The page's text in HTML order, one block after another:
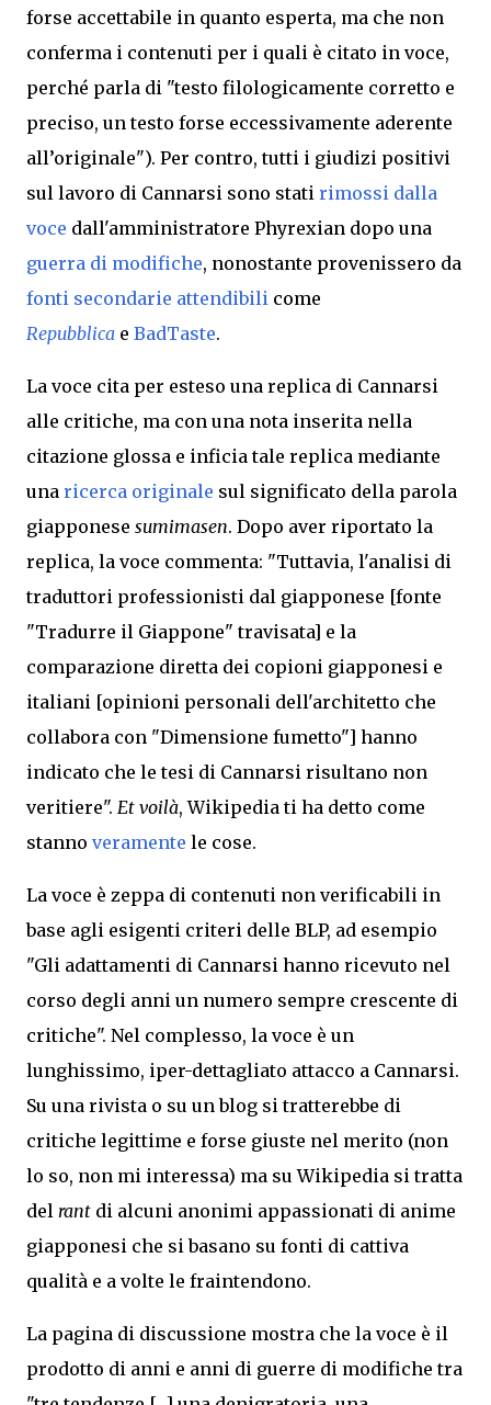
forse accettabile in quanto esperta, ma che non
conferma i contenuti per i quali è citato in voce,
perché parla di "testo filologicamente corretto e
preciso, un testo forse eccessivamente aderente
all’originale"). Per contro,tutti i giudizi positivi
sul lavoro di Cannarsi sono stati rimossi dalla
voce dall'amministratore Phyrexian dopo una
guerra di modifiche, nonostante provenissero da
fonti secondarie attendibili come
Repubblica e BadTaste.
La voce cita per esteso una replica di Cannarsi
alle critiche, ma con una nota inserita nella
citazione glossa e inficia tale replica mediante
una ricerca originale sul significato della parola
giapponese sumimasen. Dopo aver riportato la
replica, la voce commenta: "Tuttavia, l'analisi di
traduttori professionisti dal giapponese [fonte
"Tradurre il Giappone" travisata] e la
comparazione diretta dei copioni giapponesi e
italiani [opinioni personali dell'architetto che
collabora con "Dimensione fumetto"] hanno
indicato che le tesi di Cannarsi risultano non
veritiere". Et voilà, Wikipedia ti ha detto come
stanno veramente le cose.
La voce è zeppa di contenuti non verificabili in
base agli esigenti criteri delle BLP, ad esempio
"Gli adattamenti di Cannarsi hanno ricevuto nel
corso degli anni un numero sempre crescente di
critiche". Nel complesso, la voce è un
lunghissimo, iper-dettagliato attacco a Cannarsi.
Su una rivista o su un blog si tratterebbe di
critiche legittime e forse giuste nel merito (non
lo so, non mi interessa) ma su Wikipedia si tratta
del rant di alcuni anonimi appassionati di anime
giapponesi che si basano su fonti di cattiva
qualità e a volte le fraintendono.
La pagina di discussione mostra che la voce è il
prodotto di anni e anni di guerre di modifiche tra